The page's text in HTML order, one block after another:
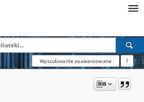
Wyszukiwanie zaawansowane ?